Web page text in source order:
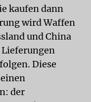
kaufen dann
wird Waffen
und China
Diese
der